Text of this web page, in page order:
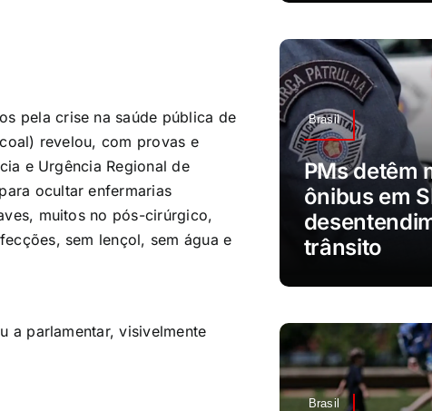
pela crise na saúde pública de
revelou, com provas e
e Urgência Regional de
ocultar enfermarias
muitos no pós-cirúrgico,
sem lençol, sem água e
a parlamentar, visivelmente
Brasil
PMs detêm
ônibus em
trânsito
Brasil